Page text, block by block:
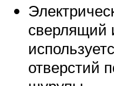
сверлящий
отверстий